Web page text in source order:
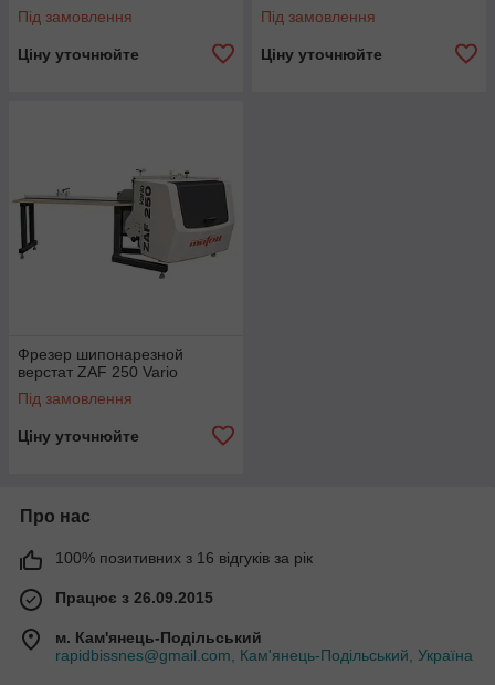
Під замовлення
Ціну уточнюйте
Під замовлення
Ціну уточнюйте
Фрезер шипонарезной
верстат ZAF 250 Vario
Під замовлення
Ціну уточнюйте
Про нас
100% позитивних з 16 відгуків за рік
Працює з 26.09.2015
м. Кам'янець-Подільський
rapidbissnes@gmail.com, Кам'янець-Подільський, Україна